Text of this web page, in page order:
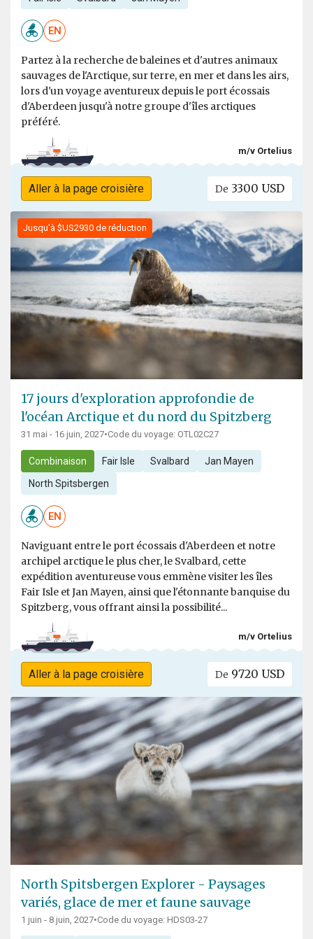
EN
Partez à la recherche de baleines et d'autres animaux
sauvages de l'Arctique, sur terre, en mer et dans les airs,
lors d'un voyage aventureux depuis le port écossais
d'Aberdeen jusqu'à notre groupe d'îles arctiques
préféré.
m/v Ortelius
Aller à la page croisière De 3300 USD
Jusqu'à $US2930 de réduction
17 jours d'exploration approfondie de
l'océan Arctique et du nord du Spitzberg
31 mai - 16 juin, 2027•Code du voyage: OTL02C27
Combinaison Fair Isle Svalbard Jan Mayen
North Spitsbergen
EN
Naviguant entre le port écossais d'Aberdeen et notre
archipel arctique le plus cher, le Svalbard, cette
expédition aventureuse vous emmène visiter les îles
Fair Isle et Jan Mayen, ainsi que l'étonnante banquise du
Spitzberg, vous offrant ainsi la possibilité...
m/v Ortelius
Aller à la page croisière De 9720 USD
North Spitsbergen Explorer - Paysages
variés, glace de mer et faune sauvage
1 juin - 8 juin, 2027•Code du voyage: HDS03-27